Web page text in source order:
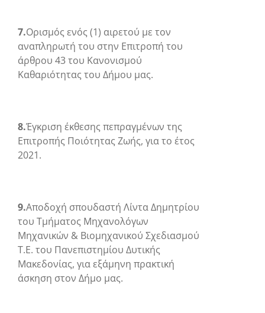
7.Ορισμός ενός (1) αιρετού με τον
αναπληρωτή του στην Επιτροπή του
άρθρου 43 του Κανονισμού
Καθαριότητας του Δήμου μας.
8.Έγκριση έκθεσης πεπραγμένων της
Επιτροπής Ποιότητας Ζωής, για το έτος
2021.
9.Αποδοχή σπουδαστή Λίντα Δημητρίου
του Τμήματος Μηχανολόγων
Μηχανικών & Βιομηχανικού Σχεδιασμού
Τ.Ε. του Πανεπιστημίου Δυτικής
Μακεδονίας, για εξάμηνη πρακτική
άσκηση στον Δήμο μας.